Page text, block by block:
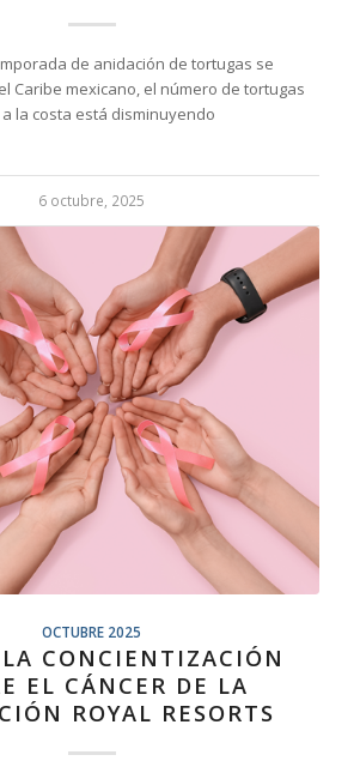
de anidación de tortugas se
Caribe mexicano, el número de tortugas
la costa está disminuyendo
6 octubre, 2025
OCTUBRE 2025
CONCIENTIZACIÓN
EL CÁNCER DE LA
ROYAL RESORTS